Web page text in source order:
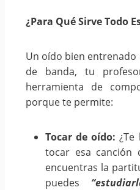
¿Para Qué Sirve Todo
Un oído bien
de banda, tu
herramienta de
porque te permite:
Tocar de oído: ¿Te
tocar esa canción
encuentras la
puedes